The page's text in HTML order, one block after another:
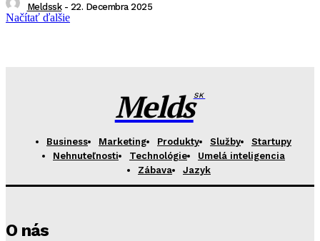
Meldssk - 22. Decembra 2025
Načítať ďalšie
MeldsSK
Business Marketing Produkty Služby
Startupy
Nehnuteľnosti
Technológie
Umelá inteligencia
Zábava
Jazyk
O nás